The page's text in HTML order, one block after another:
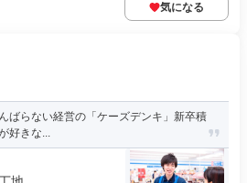
気になる
らない経営の「ケーズデンキ」新卒積
好きな...